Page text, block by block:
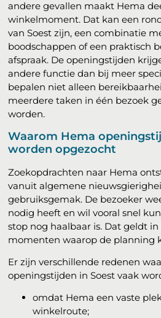
andere gevallen maakt Hema
winkelmoment. Dat kan een
van Soest zijn, een combinatie
boodschappen of een praktisch
afspraak. De openingstijden
andere functie dan bij meer
bepalen niet alleen
meerdere taken in één bezoek
worden.
Waarom Hema
worden opgezocht
Zoekopdrachten naar Hema
vanuit algemene
gebruiksgemak. De bezoeker
nodig heeft en wil vooral snel
stop nog haalbaar is. Dat geldt
momenten waarop de planning
Er zijn verschillende redenen
openingstijden in Soest vaak
omdat Hema een vaste
winkelroute;